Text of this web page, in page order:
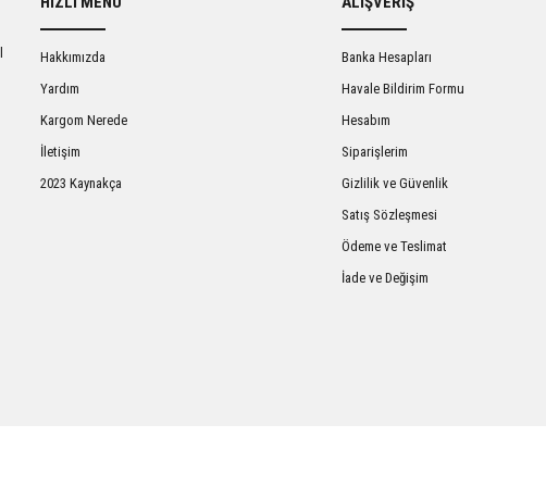
Gönder
Hakkımızda
Yardım
Kargom Nerede
İletişim
2023 Kaynakça
Banka Hesapları
Havale Bildirim Formu
Hesabım
Siparişlerim
Gizlilik ve Güvenlik
Satış Sözleşmesi
Ödeme ve Teslimat
İade ve Değişim